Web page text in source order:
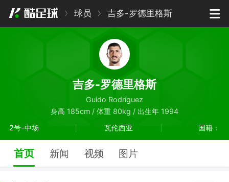
球员 吉多-罗德里格斯
吉多-罗德里格斯
Guido Rodríguez
身高 185cm / 体重 80kg / 出生年 1994
2号-中场
瓦伦西亚 国籍：
首页 新闻 视频 图片